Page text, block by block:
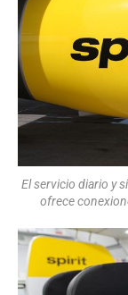
El servicio diario y
ofrece